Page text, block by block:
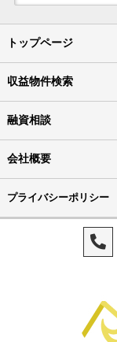
トップページ
収益物件検索
融資相談
会社概要
プライバシーポリシー